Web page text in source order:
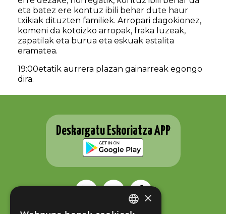
eta batez ere kontuz ibili behar dute haur
txikiak dituzten familiek. Arropari dagokionez,
komeni da kotoizko arropak, fraka luzeak,
zapatilak eta burua eta eskuak estalita
eramatea.
19:00etatik aurrera plazan gainarreak egongo
dira.
Deskargatu Eskoriatza APP
×